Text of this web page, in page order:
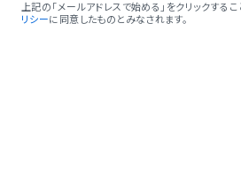
上記の「メールアドレスで始める」をクリックするこ
リシーに同意したものとみなされます。